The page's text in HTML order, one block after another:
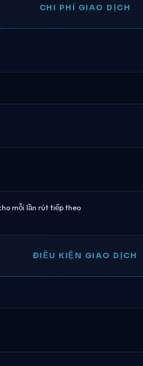
CHI PHÍ GIAO DỊCH
mỗi lần rút tiếp theo
ĐIỀU KIỆN GIAO DỊCH